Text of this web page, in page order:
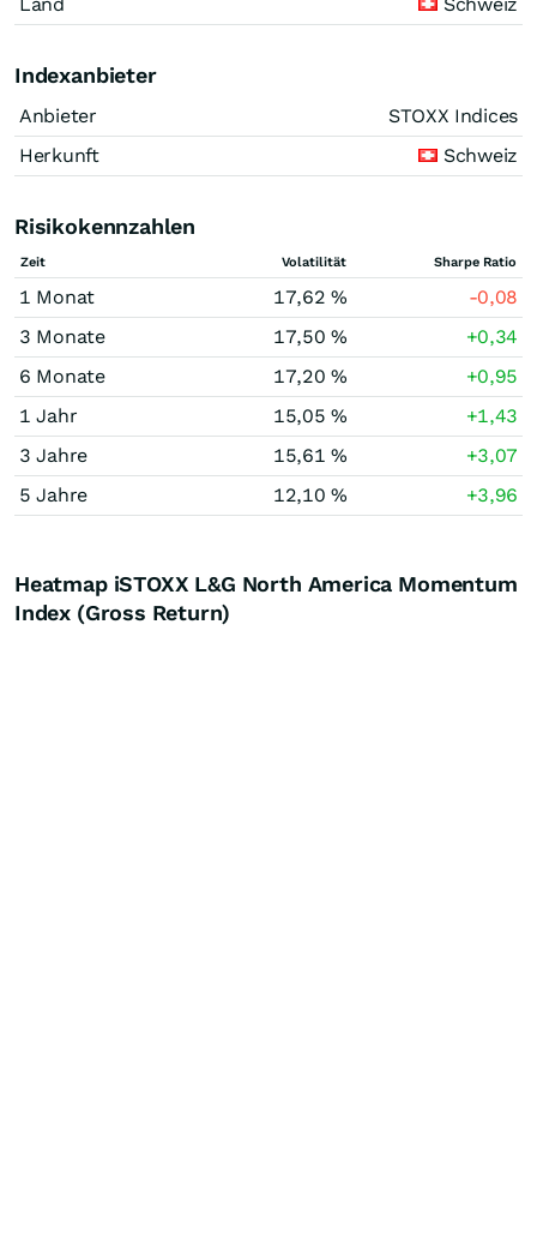
Indexanbieter
Anbieter
STOXX Indices
Herkunft
Schweiz
Risikokennzahlen
Zeit Volatilität Sharpe Ratio
1 Monat 17,62 %
-0,08
3 Monate
17,50 %
+0,34
6 Monate
17,20 %
+0,95
1 Jahr
15,05 %
+1,43
3 Jahre
15,61 %
+3,07
5 Jahre
12,10 % +3,96
Heatmap iSTOXX L&G North America Momentum
Index (Gross Return)